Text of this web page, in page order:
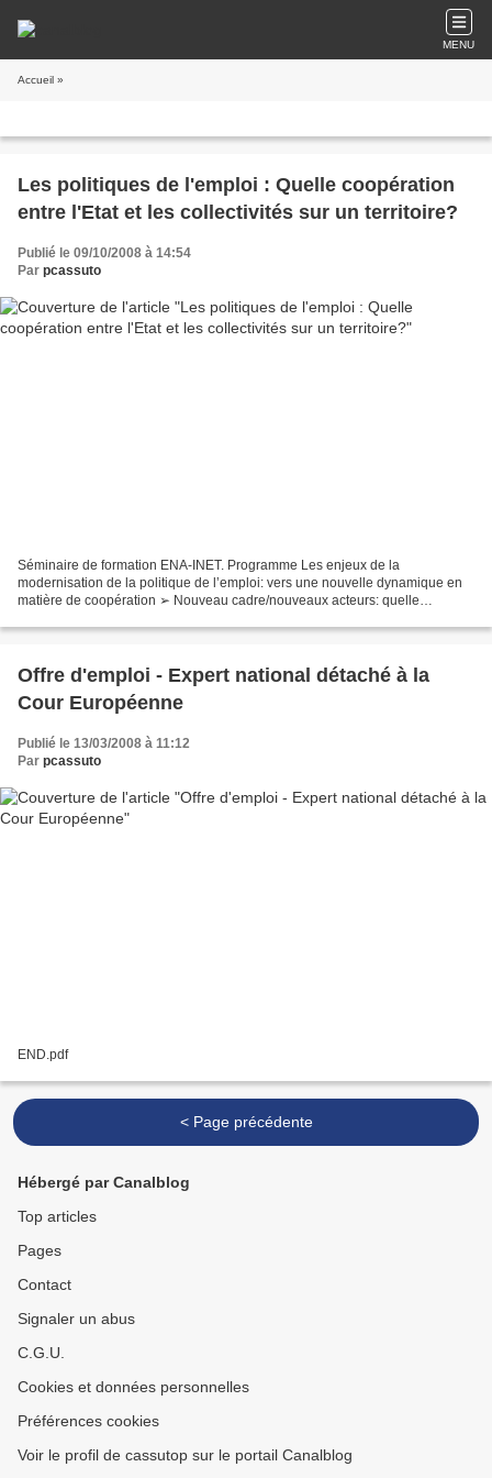
MENU
Accueil »
Les politiques de l'emploi : Quelle coopération
entre l'Etat et les collectivités sur un territoire?
Publié le 09/10/2008 à 14:54
Par pcassuto
Séminaire de formation ENA-INET. Programme Les enjeux de la
modernisation de la politique de l’emploi: vers une nouvelle dynamique en
matière de coopération ➢ Nouveau cadre/nouveaux acteurs: quelle
Offre d'emploi - Expert national détaché à la
Cour Européenne
Publié le 13/03/2008 à 11:12
Par pcassuto
END.pdf
< Page précédente
Hébergé par Canalblog
Top articles
Pages
Contact
Signaler un abus
C.G.U.
Cookies et données personnelles
Préférences cookies
Voir le profil de cassutop sur le portail Canalblog